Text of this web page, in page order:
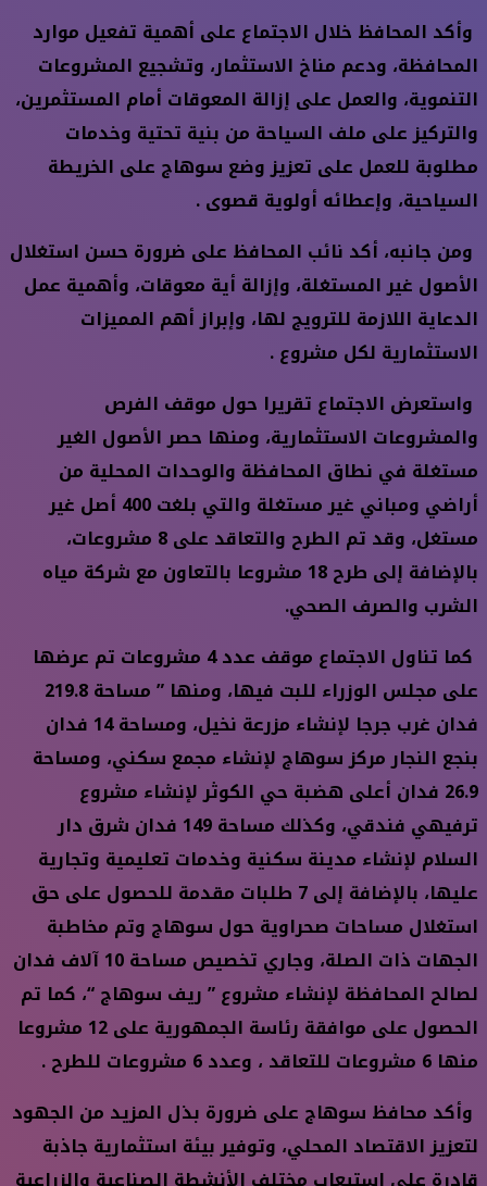
وأكد المحافظ خلال الاجتماع على أهمية تفعيل موارد
المحافظة، ودعم مناخ الاستثمار، وتشجيع المشروعات
التنموية، والعمل على إزالة المعوقات أمام المستثمرين،
والتركيز على ملف السياحة من بنية تحتية وخدمات
مطلوبة للعمل على تعزيز وضع سوهاج على الخريطة
السياحية، وإعطائه أولوية قصوى .
ومن جانبه، أكد نائب المحافظ على ضرورة حسن استغلال
الأصول غير المستغلة، وإزالة أية معوقات، وأهمية عمل
الدعاية اللازمة للترويج لها، وإبراز أهم المميزات
الاستثمارية لكل مشروع .
واستعرض الاجتماع تقريرا حول موقف الفرص
والمشروعات الاستثمارية، ومنها حصر الأصول الغير
مستغلة في نطاق المحافظة والوحدات المحلية من
أراضي ومباني غير مستغلة والتي بلغت 400 أصل غير
مستغل، وقد تم الطرح والتعاقد على 8 مشروعات،
بالإضافة إلى طرح 18 مشروعا بالتعاون مع شركة مياه
الشرب والصرف الصحي.
كما تناول الاجتماع موقف عدد 4 مشروعات تم عرضها
على مجلس الوزراء للبت فيها، ومنها ” مساحة 219.8
فدان غرب جرجا لإنشاء مزرعة نخيل، ومساحة 14 فدان
بنجع النجار مركز سوهاج لإنشاء مجمع سكني، ومساحة
26.9 فدان أعلى هضبة حي الكوثر لإنشاء مشروع
ترفيهي فندقي، وكذلك مساحة 149 فدان شرق دار
السلام لإنشاء مدينة سكنية وخدمات تعليمية وتجارية
عليها، بالإضافة إلى 7 طلبات مقدمة للحصول على حق
استغلال مساحات صحراوية حول سوهاج وتم مخاطبة
الجهات ذات الصلة، وجاري تخصيص مساحة 10 آلاف فدان
لصالح المحافظة لإنشاء مشروع ” ريف سوهاج “، كما تم
الحصول على موافقة رئاسة الجمهورية على 12 مشروعا
منها 6 مشروعات للتعاقد ، وعدد 6 مشروعات للطرح .
وأكد محافظ سوهاج على ضرورة بذل المزيد من الجهود
لتعزيز الاقتصاد المحلي، وتوفير بيئة استثمارية جاذبة